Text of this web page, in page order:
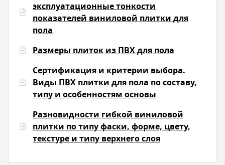
эксплуатационные тонкости
показателей виниловой плитки для
пола
Размеры плиток из ПВХ для пола
Сертификация и критерии выбора.
Виды ПВХ плитки для пола по составу,
типу и особенностям основы
Разновидности гибкой виниловой
плитки по типу фаски, форме, цвету,
текстуре и типу верхнего слоя